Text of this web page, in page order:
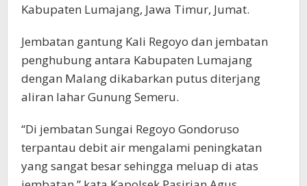
Kabupaten Lumajang, Jawa Timur, Jumat.
Jembatan gantung Kali Regoyo dan jembatan
penghubung antara Kabupaten Lumajang
dengan Malang dikabarkan putus diterjang
aliran lahar Gunung Semeru.
“Di jembatan Sungai Regoyo Gondoruso
terpantau debit air mengalami peningkatan
yang sangat besar sehingga meluap di atas